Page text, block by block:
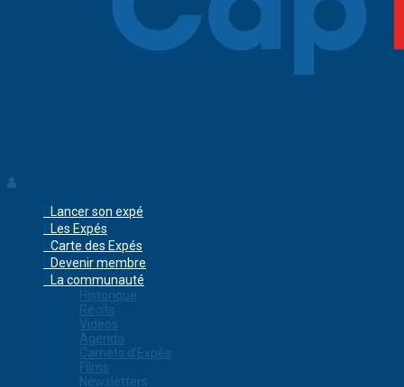
Lancer son expé
Les Expés
Carte des Expés
Devenir membre
La communauté
Historique
Récits
Videos
Agenda
Carnets d’Expés
Films
Newsletters